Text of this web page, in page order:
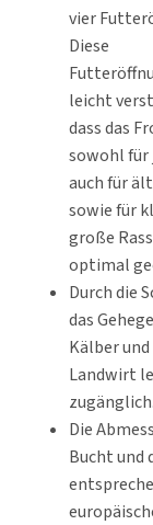
vier
Diese
leicht
dass das
sowohl für
auch für
sowie für
große
optimal
Durch die
das
Kälber
Landwirt
Die
Bucht und